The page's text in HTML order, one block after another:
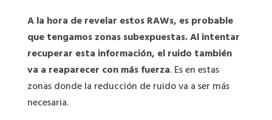
A la hora de revelar estos RAWs, es probable
que tengamos zonas subexpuestas. Al intentar
recuperar esta información, el ruido también
va a reaparecer con más fuerza. Es en estas
zonas donde la reducción de ruido va a ser más
necesaria.